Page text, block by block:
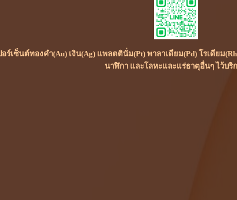
อร์เซ็นต์ทองคำ(Au) เงิน(Ag) แพลตตินั่ม(Pt) พาลาเดียม(Pd) โรเดียม
นาฬิกา และโลหะและแร่ธาตุอื่นๆ ไว้บริ